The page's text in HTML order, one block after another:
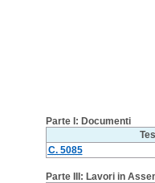
Parte I: Documenti
C. 5085
Parte III: Lavori in